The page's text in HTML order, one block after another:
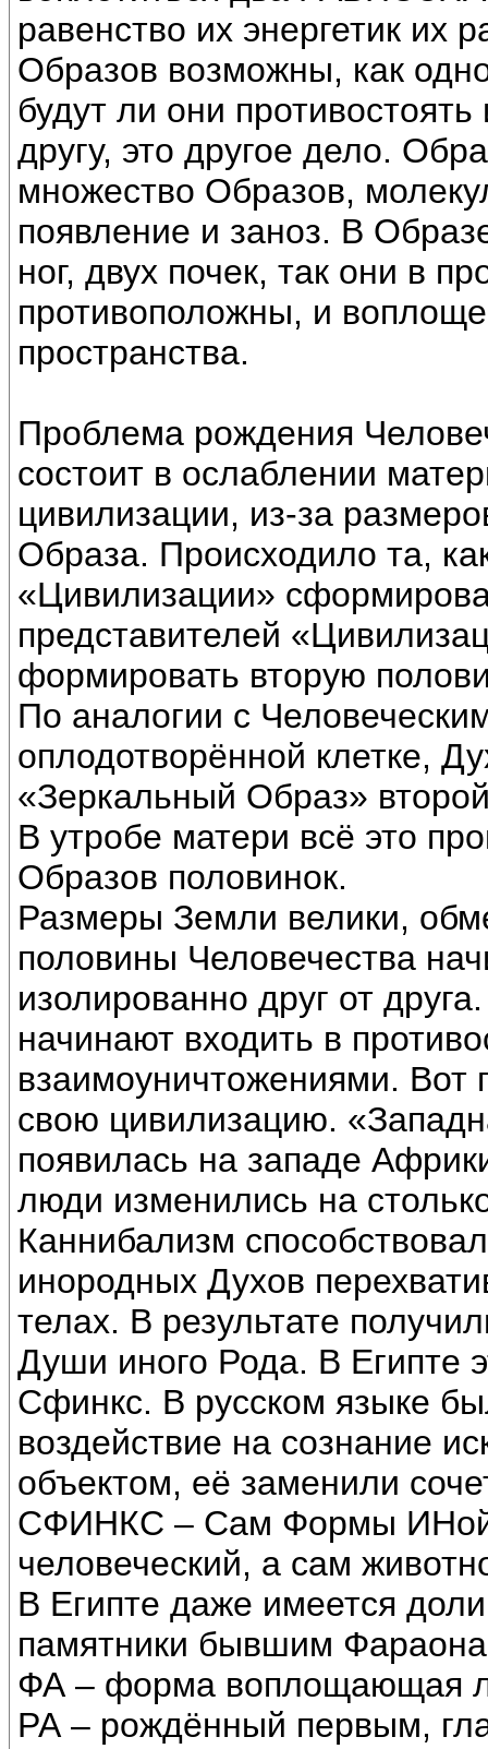
равенство их энергетик их
Образов возможны, как
будут ли они
другу, это другое дело.
множество Образов,
появление и заноз. В
ног, двух почек, так они в
противоположны, и
пространства.
Проблема рождения
состоит в ослаблении
цивилизации, из-за
Образа. Происходило та,
«Цивилизации»
представителей
формировать вторую
По аналогии с
оплодотворённой клетке,
«Зеркальный Образ»
В утробе матери всё это
Образов половинок.
Размеры Земли велики,
половины Человечества
изолированно друг от
начинают входить в
взаимоуничтожениями. Вот
свою цивилизацию.
появилась на западе
люди изменились на
Каннибализм
инородных Духов
телах. В результате
Души иного Рода. В Египте
Сфинкс. В русском языке
воздействие на сознание
объектом, её заменили
СФИНКС – Сам Формы ИНой
человеческий, а сам
В Египте даже имеется
памятники бывшим
ФА – форма воплощающая
РА – рождённый первым,